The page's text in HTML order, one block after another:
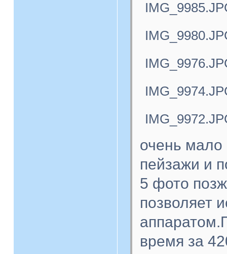
очень мало
пейзажи и
5 фото
позволяет
время за